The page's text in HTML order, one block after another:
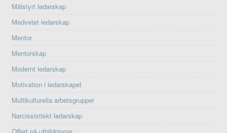
Målstyrt ledarskap
Medvetet ledarskap
Mentor
Mentorskap
Modernt ledarskap
Motivation i ledarskapet
Multikulturella arbetsgrupper
Narcissistiskt ledarskap